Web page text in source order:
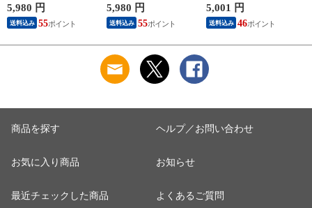
訳アリ 訳あり わけ
あり 肉 おうち焼き
肉 黒毛和牛 お試し
5,980 円
送料込み 55
肉 焼き肉セット 送
料無料 バーベキュー
BBQ 焼肉 焼き肉 和
5,980 円
送料込み 55
ソロキャンプ 送料無
料 hrp
5,001 円
送料込み 46
商品を探す
お気に入り商品
最近チェックした商品
ヘルプ／お問い合わせ
お知らせ
よくあるご質問